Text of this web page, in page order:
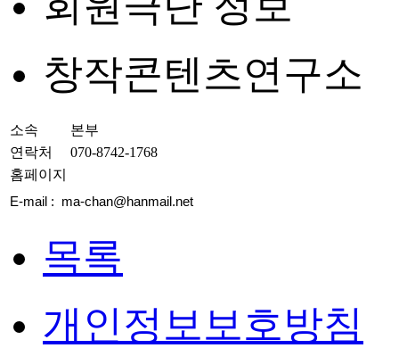
창작콘텐츠연구소
소속
본부
연락처
070-8742-1768
홈페이지
E-mail : ma-chan@hanmail.net
목록
개인정보보호방침